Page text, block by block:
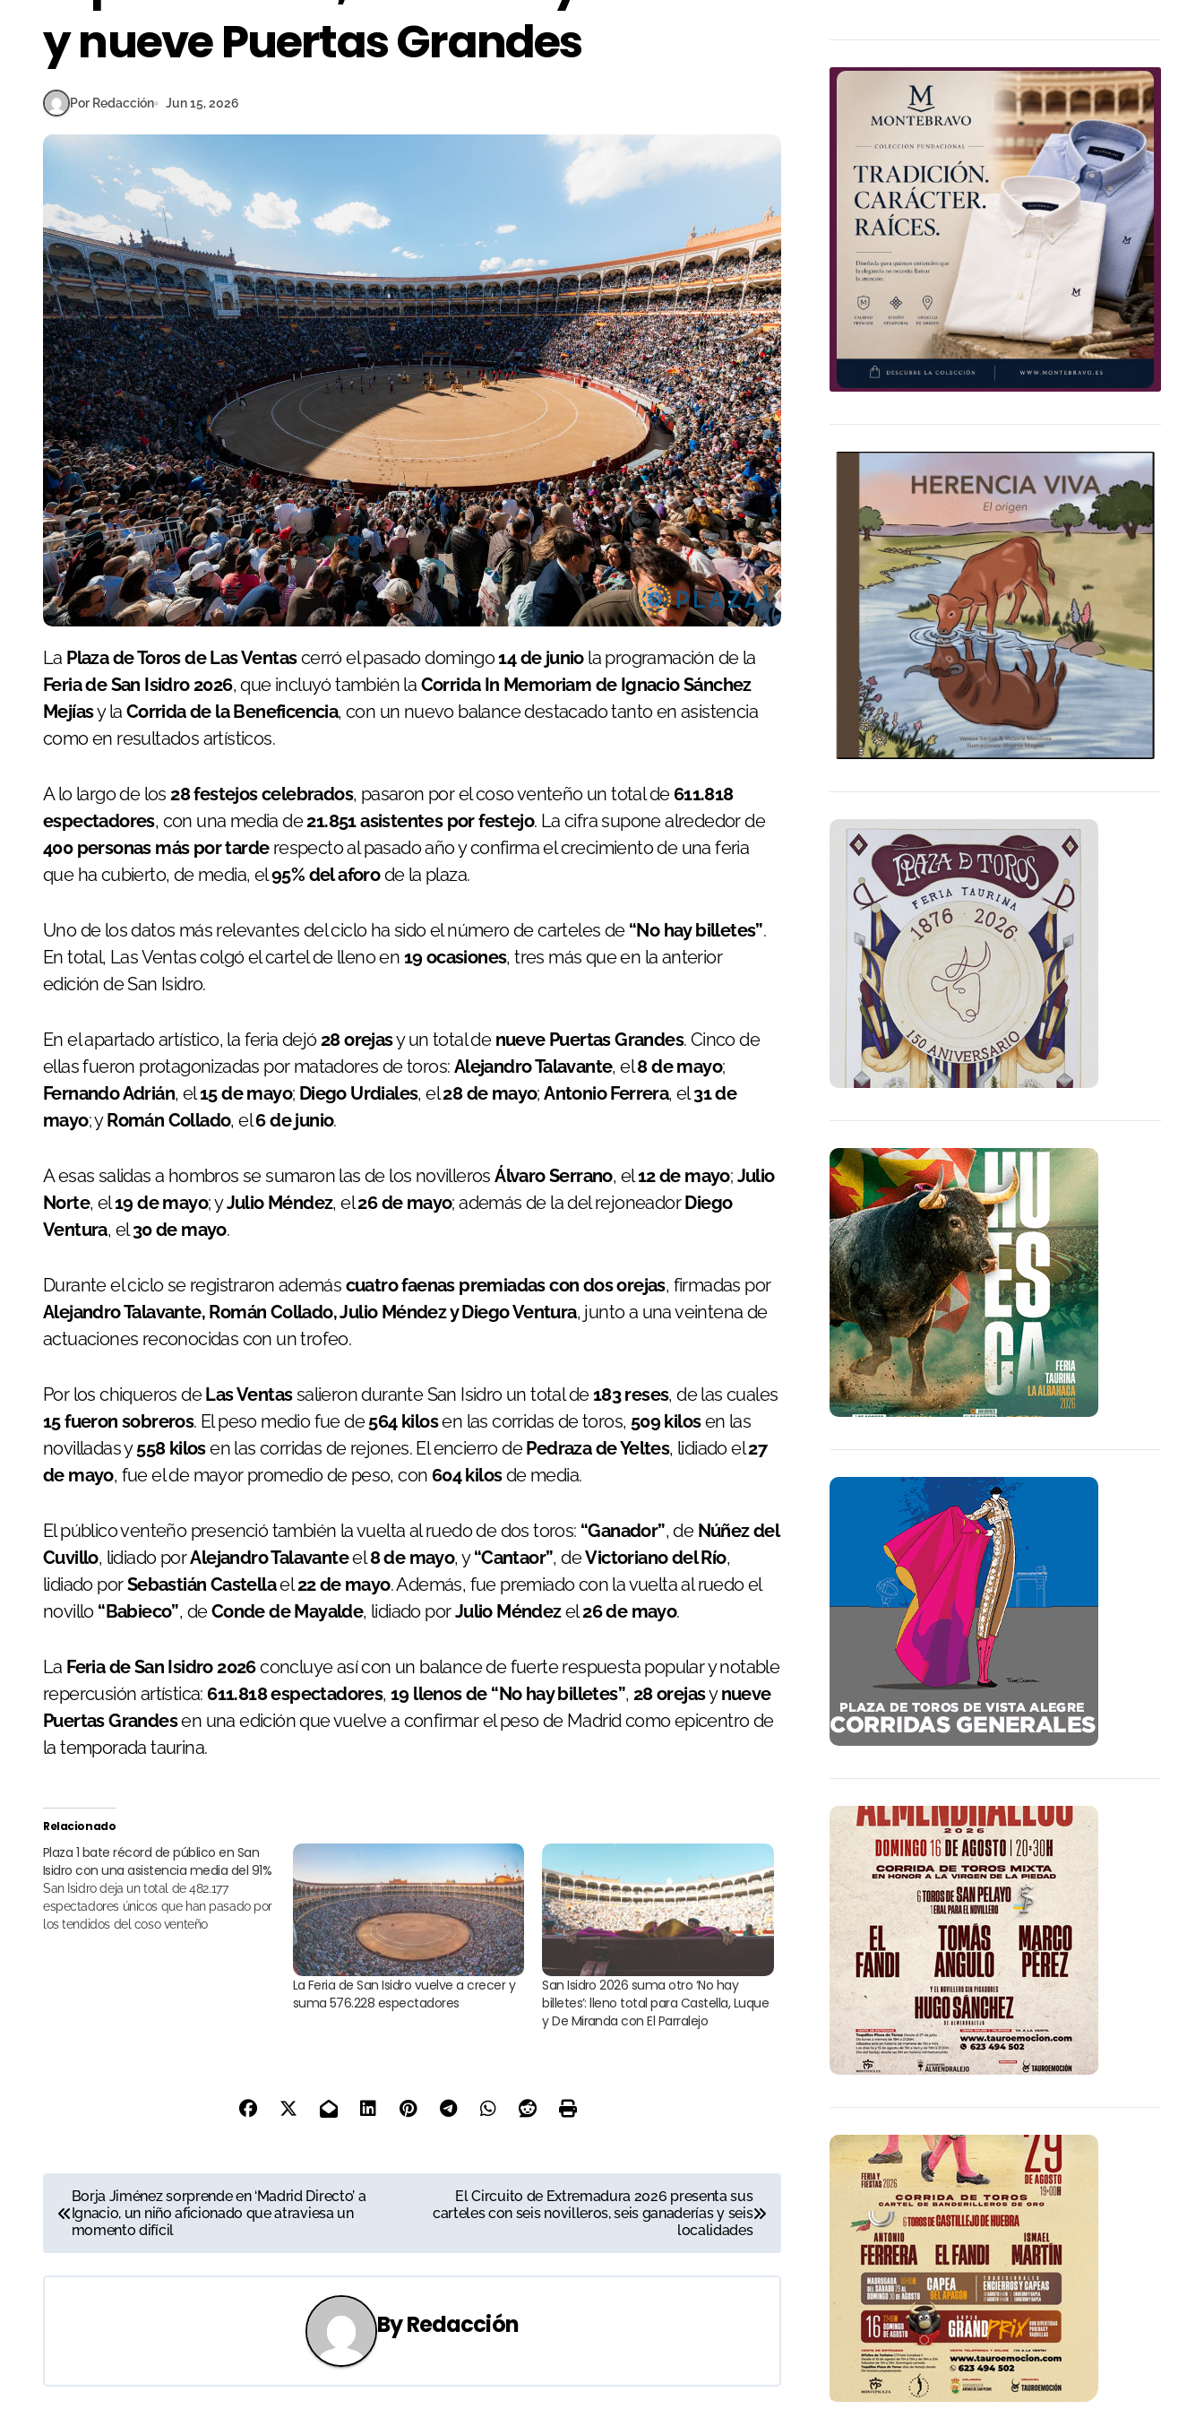
y nueve Puertas Grandes
Por Redacción Jun 15, 2026
La Plaza de Toros de Las Ventascerró el pasado domingo14 de juniola programación de la
Feria de San Isidro 2026, que incluyó también la Corrida In Memoriam de Ignacio Sánchez
Mejíasy la Corrida de la Beneficencia, con un nuevo balance destacado tanto en asistencia
como en resultados artísticos.
A lo largo de los28 festejos celebrados, pasaron por el coso venteño un total de 611.818
espectadores, con una media de21.851 asistentes por festejo. La cifra supone alrededor de
400 personas más por tarderespecto al pasado año y confirma el crecimiento de una feria
que ha cubierto, de media, el95% del aforode la plaza.
Uno de los datos más relevantes del ciclo ha sido el número de carteles de “No hay billetes”.
En total, Las Ventas colgó el cartel de lleno en 19 ocasiones, tres más que en la anterior
edición de San Isidro.
En el apartado artístico, la feria dejó28 orejasy un total de nueve Puertas Grandes. Cinco de
ellas fueron protagonizadas por matadores de toros: Alejandro Talavante, el8 de mayo;
Fernando Adrián, el15 de mayo; Diego Urdiales, el28 de mayo;Antonio Ferrera, el31 de
mayo; yRomán Collado, el6 de junio.
A esas salidas a hombros se sumaron las de los novillerosÁlvaro Serrano, el12 de mayo; Julio
Norte, el19 de mayo; yJulio Méndez, el26 de mayo; además de la del rejoneadorDiego
Ventura, el30 de mayo.
Durante el ciclo se registraron además cuatro faenas premiadas con dos orejas, firmadas por
Alejandro Talavante, Román Collado, Julio Méndez y Diego Ventura, junto a una veintena de
actuaciones reconocidas con un trofeo.
Por los chiqueros deLas Ventassalieron durante San Isidro un total de183 reses, de las cuales
15 fueron sobreros. El peso medio fue de564 kilosen las corridas de toros, 509 kilosen las
novilladas y558 kilosen las corridas de rejones. El encierro dePedraza de Yeltes, lidiado el27
de mayo, fue el de mayor promedio de peso, con 604 kilosde media.
El público venteño presenció también la vuelta al ruedo de dos toros: “Ganador”, de Núñez del
Cuvillo, lidiado porAlejandro Talavanteel8 de mayo, y“Cantaor”, deVictoriano del Río,
lidiado porSebastián Castellael22 de mayo. Además, fue premiado con la vuelta al ruedo el
novillo “Babieco”, deConde de Mayalde, lidiado porJulio Méndezel26 de mayo.
La Feria de San Isidro 2026concluye así con un balance de fuerte respuesta popular y notable
repercusión artística: 611.818 espectadores,19 llenos de “No hay billetes”, 28 orejasynueve
Puertas Grandesen una edición que vuelve a confirmar el peso de Madrid como epicentro de
la temporada taurina.
Relacionado
Plaza 1 bate récord de público en San
Isidro con una asistencia media del 91%
San Isidro deja un total de 482.177
espectadores únicos que han pasado por
los tendidos del coso venteño
La Feria de San Isidro vuelve a crecer y
suma 576.228 espectadores
San Isidro 2026 suma otro ‘No hay
billetes’: lleno total para Castella, Luque
y De Miranda con El Parralejo
a
v
a
Borja Jiménez sorprende en ‘Madrid Directo’ a
Ignacio, un niño aficionado que atraviesa un
momento difícil
El Circuito de Extremadura 2026 presenta sus
carteles con seis novilleros, seis ganaderías y seis
localidades
ByRedacción